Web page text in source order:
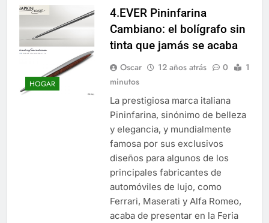
HOGAR
4.EVER Pininfarina
Cambiano: el bolígrafo sin
tinta que jamás se acaba
Oscar 12 años atrás 0
1
minutos
La prestigiosa marca italiana
Pininfarina, sinónimo de belleza
y elegancia, y mundialmente
famosa por sus exclusivos
diseños para algunos de los
principales fabricantes de
automóviles de lujo, como
Ferrari, Maserati y Alfa Romeo,
acaba de presentar en la Feria